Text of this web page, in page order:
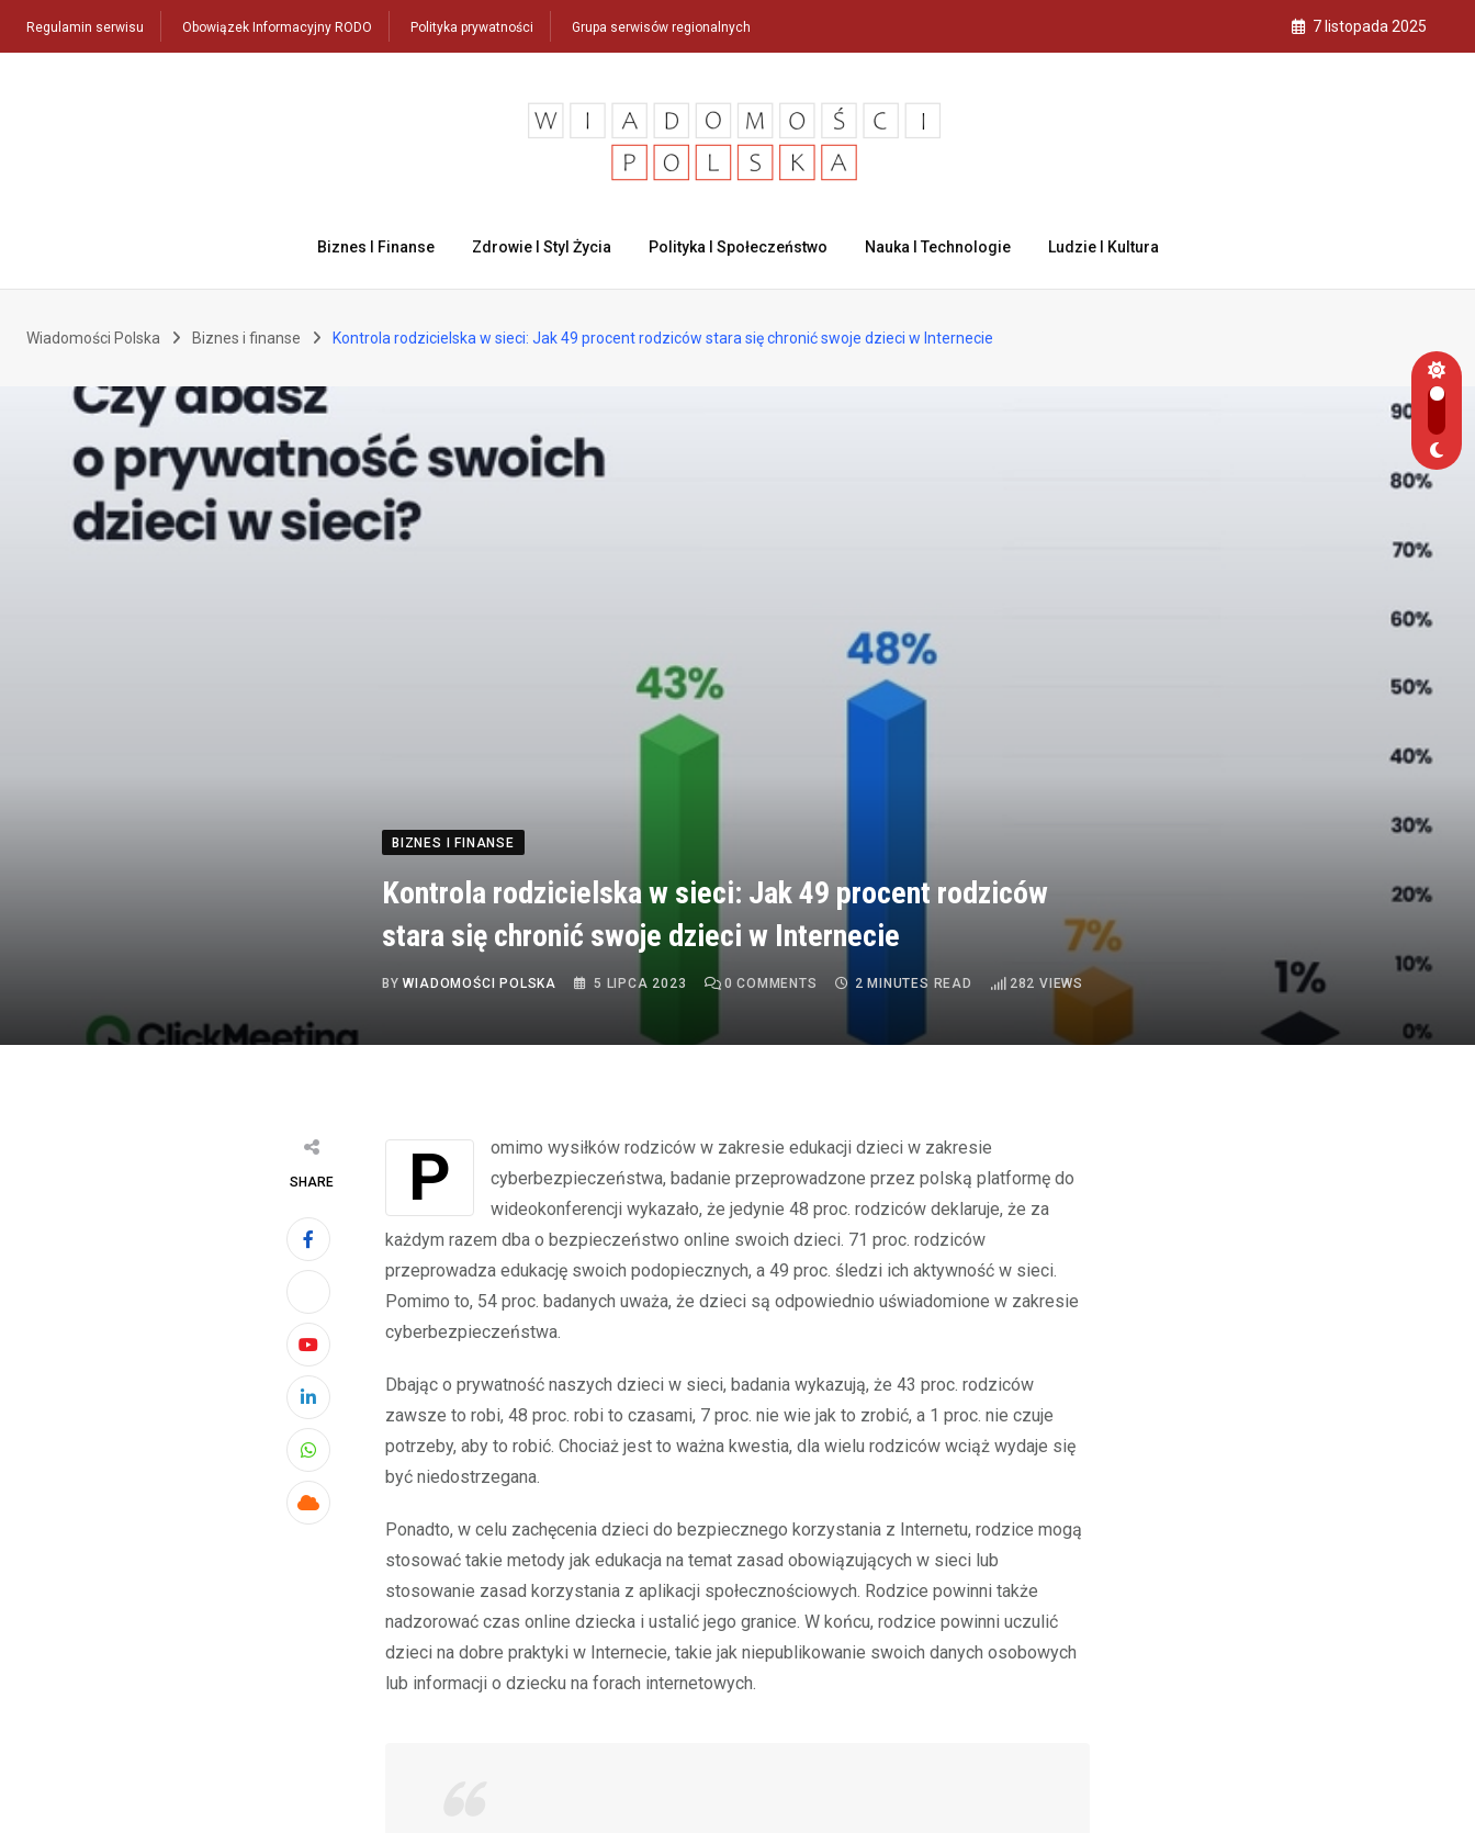
Regulamin serwisu Obowiązek Informacyjny RODO Polityka prywatności Grupa serwisów regionalnych 7 listopada 2025
Biznes I Finanse Zdrowie I Styl Życia Polityka I Społeczeństwo Nauka I Technologie Ludzie I Kultura
Wiadomości Polska Biznes i finanse Kontrola rodzicielska w sieci: Jak 49 procent rodziców stara się chronić swoje dzieci w Internecie
BIZNES I FINANSE
Kontrola rodzicielska w sieci: Jak 49 procent rodziców
stara się chronić swoje dzieci w Internecie
BYWIADOMOŚCI POLSKA 5 LIPCA 2023 0 COMMENTS 2 MINUTES READ 282 VIEWS
SHARE
Youtube
LinkedIn
Whatsapp
Cloud
Pomimo wysiłków rodziców w zakresie edukacji dzieci w zakresie
cyberbezpieczeństwa, badanie przeprowadzone przez polską platformę do
wideokonferencji wykazało, że jedynie 48 proc. rodziców deklaruje, że za
każdym razem dba o bezpieczeństwo online swoich dzieci. 71 proc. rodziców
przeprowadza edukację swoich podopiecznych, a 49 proc. śledzi ich aktywność w sieci.
Pomimo to, 54 proc. badanych uważa, że dzieci są odpowiednio uświadomione w zakresie
cyberbezpieczeństwa.
Dbając o prywatność naszych dzieci w sieci, badania wykazują, że 43 proc. rodziców
zawsze to robi, 48 proc. robi to czasami, 7 proc. nie wie jak to zrobić, a 1 proc. nie czuje
potrzeby, aby to robić. Chociaż jest to ważna kwestia, dla wielu rodziców wciąż wydaje się
być niedostrzegana.
Ponadto, w celu zachęcenia dzieci do bezpiecznego korzystania z Internetu, rodzice mogą
stosować takie metody jak edukacja na temat zasad obowiązujących w sieci lub
stosowanie zasad korzystania z aplikacji społecznościowych. Rodzice powinni także
nadzorować czas online dziecka i ustalić jego granice. W końcu, rodzice powinni uczulić
dzieci na dobre praktyki w Internecie, takie jak niepublikowanie swoich danych osobowych
lub informacji o dziecku na forach internetowych.